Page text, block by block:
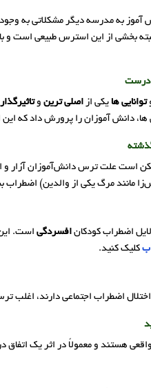
آموز به مدرسه دیگر مشکلاتی به
بخشی از این استرس طبیعی است و
درست
توانایی ها یکی از اصلی ترین و
ها، دانش آموزان را پرورش داد
است علت ترس دانش‌آموزان آزار و
مانند مرگ یکی از والدین) اضطراب
اضطراب کودکان افسردگی است.
کلیک کنید.
اضطراب اجتماعی دارند، اغلب
واقعی هستند و معمولاً در اثر یک